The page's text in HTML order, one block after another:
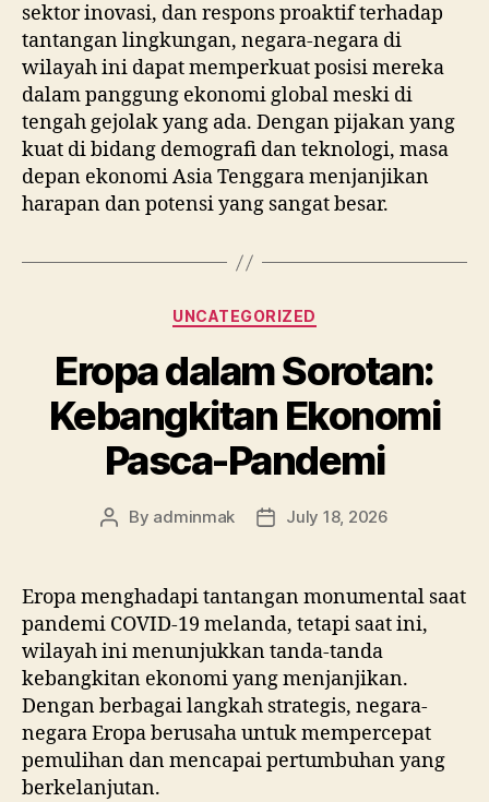
sektor inovasi, dan respons proaktif terhadap
tantangan lingkungan, negara-negara di
wilayah ini dapat memperkuat posisi mereka
dalam panggung ekonomi global meski di
tengah gejolak yang ada. Dengan pijakan yang
kuat di bidang demografi dan teknologi, masa
depan ekonomi Asia Tenggara menjanjikan
harapan dan potensi yang sangat besar.
Categories
UNCATEGORIZED
Eropa dalam Sorotan:
Kebangkitan Ekonomi
Pasca-Pandemi
Post
By adminmak
PostJuly 18, 2026
Eropa menghadapi tantangan monumental saat
pandemi COVID-19 melanda, tetapi saat ini,
wilayah ini menunjukkan tanda-tanda
kebangkitan ekonomi yang menjanjikan.
Dengan berbagai langkah strategis, negara-
negara Eropa berusaha untuk mempercepat
pemulihan dan mencapai pertumbuhan yang
berkelanjutan.